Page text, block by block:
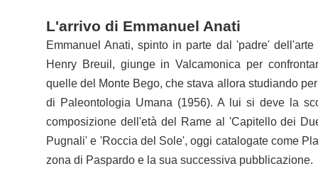
L'arrivo di Emmanuel Anati
Emmanuel Anati, spinto in parte dal 'padre'
Henry Breuil, giunge in Valcamonica per
quelle del Monte Bego, che stava allora studiando
di Paleontologia Umana (1956). A lui si deve la
composizione dell'età del Rame al 'Capitello dei
Pugnali' e 'Roccia del Sole', oggi catalogate come
zona di Paspardo e la sua successiva pubblicazione.